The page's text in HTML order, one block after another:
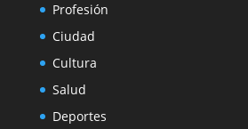
Profesión
Ciudad
Cultura
Salud
Deportes